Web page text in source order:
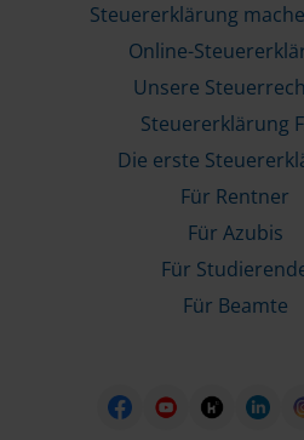
Steuererklärung
Online-
Unsere
Steuererklärung
Die erste
Für Rentner
Für Azubis
Für
Für Beamte